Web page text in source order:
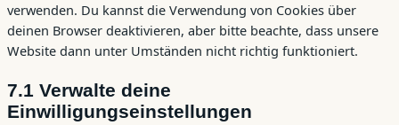
verwenden. Du kannst die Verwendung von Cookies über
deinen Browser deaktivieren, aber bitte beachte, dass unsere
Website dann unter Umständen nicht richtig funktioniert.
7.1 Verwalte deine
Einwilligungseinstellungen